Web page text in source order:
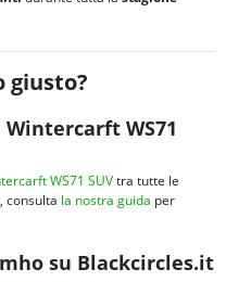
giusto?
WS71
WS71 SUVtra tutte le
consulta la nostra guida per
su Blackcircles.it